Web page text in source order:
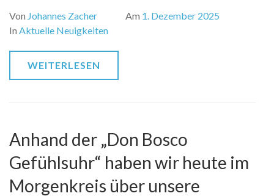
Von Johannes Zacher Am 1. Dezember 2025
In Aktuelle Neuigkeiten
WEITERLESEN
Anhand der „Don Bosco
Gefühlsuhr“ haben wir heute im
Morgenkreis über unsere